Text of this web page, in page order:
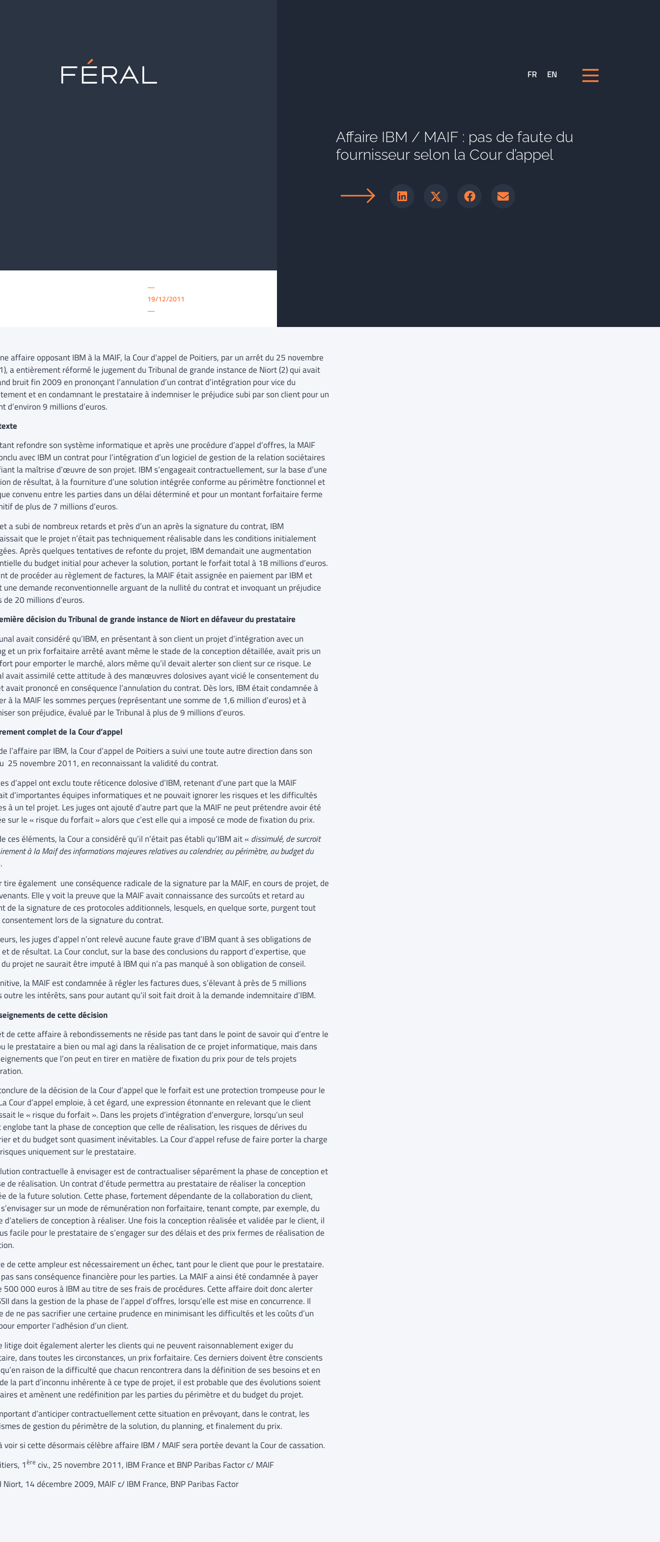
FR EN
—
19/12/2011
—
Affaire IBM / MAIF : pas de faute du
fournisseur selon la Cour d’appel
affaire opposant IBM à la MAIF, la Cour d’appel de Poitiers, par un arrêt du 25 novembre
a entièrement réformé le jugement du Tribunal de grande instance de Niort (2) qui avait
bruit fin 2009 en prononçant l’annulation d’un contrat d’intégration pour vice du
et en condamnant le prestataire à indemniser le préjudice subi par son client pour un
d’environ 9 millions d’euros.
refondre son système informatique et après une procédure d’appel d’offres, la MAIF
avec IBM un contrat pour l’intégration d’un logiciel de gestion de la relation sociétaires
la maîtrise d’œuvre de son projet. IBM s’engageait contractuellement, sur la base d’une
de résultat, à la fourniture d’une solution intégrée conforme au périmètre fonctionnel et
convenu entre les parties dans un délai déterminé et pour un montant forfaitaire ferme
de plus de 7 millions d’euros.
a subi de nombreux retards et près d’un an après la signature du contrat, IBM
que le projet n’était pas techniquement réalisable dans les conditions initialement
Après quelques tentatives de refonte du projet, IBM demandait une augmentation
du budget initial pour achever la solution, portant le forfait total à 18 millions d’euros.
de procéder au règlement de factures, la MAIF était assignée en paiement par IBM et
demande reconventionnelle arguant de la nullité du contrat et invoquant un préjudice
de 20 millions d’euros.
décision du Tribunal de grande instance de Niort en défaveur du prestataire
avait considéré qu’IBM, en présentant à son client un projet d’intégration avec un
et un prix forfaitaire arrêté avant même le stade de la conception détaillée, avait pris un
pour emporter le marché, alors même qu’il devait alerter son client sur ce risque. Le
avait assimilé cette attitude à des manœuvres dolosives ayant vicié le consentement du
avait prononcé en conséquence l’annulation du contrat. Dès lors, IBM était condamnée à
à la MAIF les sommes perçues (représentant une somme de 1,6 million d’euros) et à
son préjudice, évalué par le Tribunal à plus de 9 millions d’euros.
complet de la Cour d’appel
l’affaire par IBM, la Cour d’appel de Poitiers a suivi une toute autre direction dans son
25 novembre 2011, en reconnaissant la validité du contrat.
d’appel ont exclu toute réticence dolosive d’IBM, retenant d’une part que la MAIF
d’importantes équipes informatiques et ne pouvait ignorer les risques et les difficultés
à un tel projet. Les juges ont ajouté d’autre part que la MAIF ne peut prétendre avoir été
sur le « risque du forfait » alors que c’est elle qui a imposé ce mode de fixation du prix.
ces éléments, la Cour a considéré qu’il n’était pas établi qu’IBM ait « dissimulé, de surcroit
à la Maif des informations majeures relatives au calendrier, au périmètre, au budget du
tire également une conséquence radicale de la signature par la MAIF, en cours de projet, de
Elle y voit la preuve que la MAIF avait connaissance des surcoûts et retard au
de la signature de ces protocoles additionnels, lesquels, en quelque sorte, purgent tout
consentement lors de la signature du contrat.
les juges d’appel n’ont relevé aucune faute grave d’IBM quant à ses obligations de
de résultat. La Cour conclut, sur la base des conclusions du rapport d’expertise, que
du projet ne saurait être imputé à IBM qui n’a pas manqué à son obligation de conseil.
la MAIF est condamnée à régler les factures dues, s’élevant à près de 5 millions
outre les intérêts, sans pour autant qu’il soit fait droit à la demande indemnitaire d’IBM.
de cette décision
de cette affaire à rebondissements ne réside pas tant dans le point de savoir qui d’entre le
le prestataire a bien ou mal agi dans la réalisation de ce projet informatique, mais dans
que l’on peut en tirer en matière de fixation du prix pour de tels projets
de la décision de la Cour d’appel que le forfait est une protection trompeuse pour le
Cour d’appel emploie, à cet égard, une expression étonnante en relevant que le client
le « risque du forfait ». Dans les projets d’intégration d’envergure, lorsqu’un seul
tant la phase de conception que celle de réalisation, les risques de dérives du
et du budget sont quasiment inévitables. La Cour d’appel refuse de faire porter la charge
uniquement sur le prestataire.
contractuelle à envisager est de contractualiser séparément la phase de conception et
de réalisation. Un contrat d’étude permettra au prestataire de réaliser la conception
de la future solution. Cette phase, fortement dépendante de la collaboration du client,
sur un mode de rémunération non forfaitaire, tenant compte, par exemple, du
d’ateliers de conception à réaliser. Une fois la conception réalisée et validée par le client, il
facile pour le prestataire de s’engager sur des délais et des prix fermes de réalisation de
de cette ampleur est nécessairement un échec, tant pour le client que pour le prestataire.
pas sans conséquence financière pour les parties. La MAIF a ainsi été condamnée à payer
500 000 euros à IBM au titre de ses frais de procédures. Cette affaire doit donc alerter
dans la gestion de la phase de l’appel d’offres, lorsqu’elle est mise en concurrence. Il
de ne pas sacrifier une certaine prudence en minimisant les difficultés et les coûts d’un
emporter l’adhésion d’un client.
litige doit également alerter les clients qui ne peuvent raisonnablement exiger du
dans toutes les circonstances, un prix forfaitaire. Ces derniers doivent être conscients
raison de la difficulté que chacun rencontrera dans la définition de ses besoins et en
la part d’inconnu inhérente à ce type de projet, il est probable que des évolutions soient
et amènent une redéfinition par les parties du périmètre et du budget du projet.
d’anticiper contractuellement cette situation en prévoyant, dans le contrat, les
de gestion du périmètre de la solution, du planning, et finalement du prix.
voir si cette désormais célèbre affaire IBM / MAIF sera portée devant la Cour de cassation.
1ère civ., 25 novembre 2011, IBM France et BNP Paribas Factor c/ MAIF
14 décembre 2009, MAIF c/ IBM France, BNP Paribas Factor